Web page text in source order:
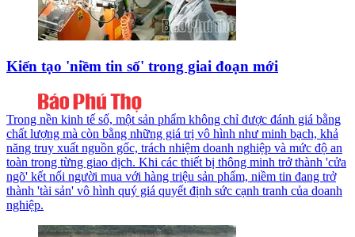
Kiến tạo 'niềm tin số' trong giai đoạn mới
Trong nền kinh tế số, một sản phẩm không chỉ được đánh giá bằng
chất lượng mà còn bằng những giá trị vô hình như minh bạch, khả
năng truy xuất nguồn gốc, trách nhiệm doanh nghiệp và mức độ an
toàn trong từng giao dịch. Khi các thiết bị thông minh trở thành 'cửa
ngõ' kết nối người mua với hàng triệu sản phẩm, niềm tin đang trở
thành 'tài sản' vô hình quý giá quyết định sức cạnh tranh của doanh
nghiệp.